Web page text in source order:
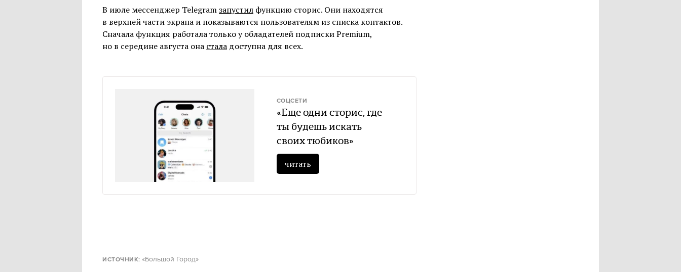
В июле мессенджер Telegramзапустил функцию сторис. Они находятся
в верхней части экрана и показываются пользователям из списка контактов.
Сначала функция работала только у обладателей подписки Premium,
но в середине августа она стала доступна для всех.
СОЦСЕТИ
«Еще одни сторис, где
ты будешь искать
своих тюбиков»
читать
ИСТОЧНИК: «Большой Город»